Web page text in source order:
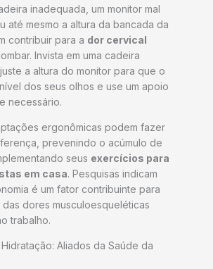
inadequada, um monitor mal
até mesmo a altura da bancada da
contribuir para a dor cervical
Invista em uma cadeira
a altura do monitor para que o
dos seus olhos e use um apoio
necessário.
ergonômicas podem fazer
prevenindo o acúmulo de
seus exercícios para
em casa. Pesquisas indicam
é um fator contribuinte para
dores musculoesqueléticas
trabalho.
Aliados da Saúde da